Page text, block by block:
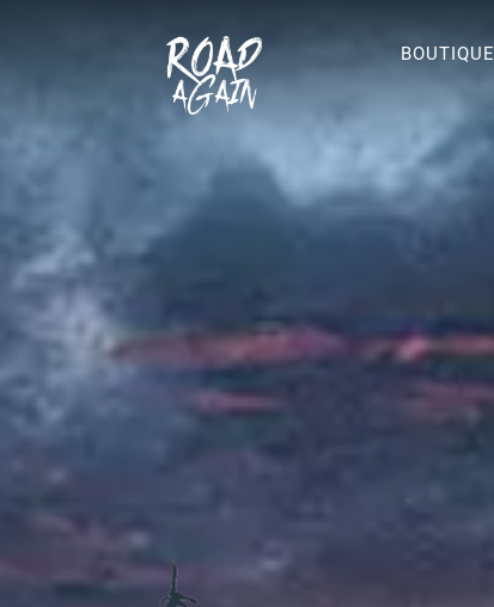
BOUTIQUE